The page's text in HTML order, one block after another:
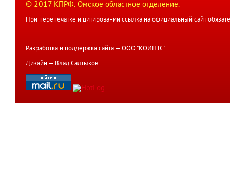
© 2017 КПРФ. Омское областное отделение.
При перепечатке и цитировании ссылка на официальный сайт
Разработка и поддержка сайта — ООО "КОИНТС".
Дизайн — Влад Салтыков.